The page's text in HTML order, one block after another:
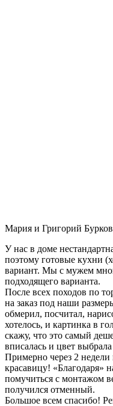
Мария и Григорий
У нас в доме
поэтому готовые кухни
вариант. Мы с мужем
подходящего варианта.
После всех походов по
на заказ под наши
обмерил, посчитал,
хотелось, и картинка в
скажу, что это самый
вписалась и цвет
Примерно через 2
красавицу!
помучиться с монтажом
получился отменный.
Большое всем спасибо!